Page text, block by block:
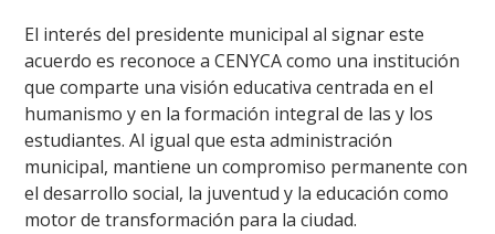
El interés del presidente municipal al signar este
acuerdo es reconoce a CENYCA como una institución
que comparte una visión educativa centrada en el
humanismo y en la formación integral de las y los
estudiantes. Al igual que esta administración
municipal, mantiene un compromiso permanente con
el desarrollo social, la juventud y la educación como
motor de transformación para la ciudad.